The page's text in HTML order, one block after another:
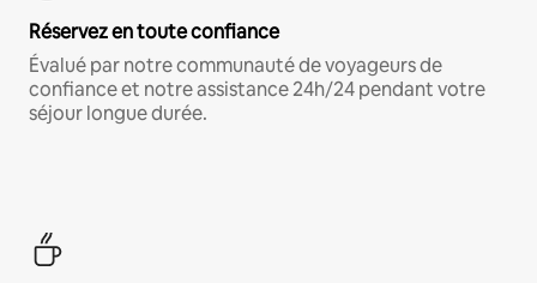
Réservez en toute confiance
Évalué par notre communauté de voyageurs de
confiance et notre assistance 24h/24 pendant votre
séjour longue durée.